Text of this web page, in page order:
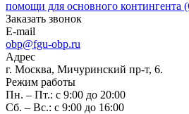
помощи для основного контингента
Заказать звонок
E-mail
obp@fgu-obp.ru
Адрес
г. Москва, Мичуринский пр-т, 6.
Режим работы
Пн. – Пт.: с 9:00 до 20:00
Сб. – Вс.: с 9:00 до 16:00